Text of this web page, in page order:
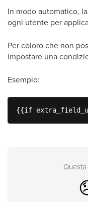
In modo automatico,
ogni utente per
Per coloro che non
impostare una
Esempio:
{{if